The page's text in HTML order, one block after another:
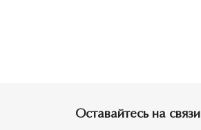
Оставайтесь на связи